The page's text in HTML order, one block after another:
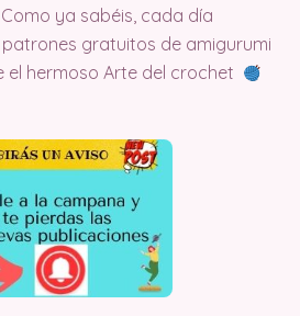
ya sabéis, cada día
gratuitos de amigurumi
el hermoso Arte del crochet